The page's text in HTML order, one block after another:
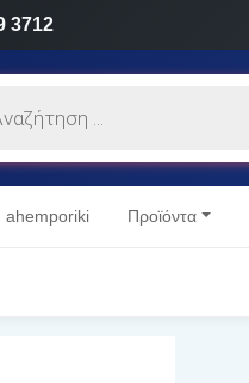
3712
ahemporiki Προϊόντα